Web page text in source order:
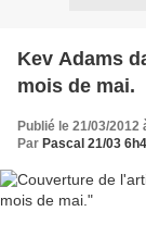
Kev Adams
mois de mai.
Publié le 21/03/2012
Par Pascal 21/03